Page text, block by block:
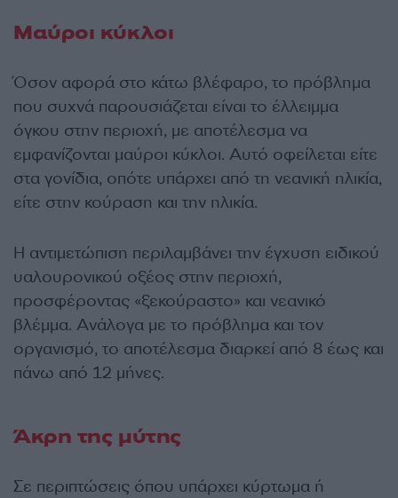
Μαύροι κύκλοι
Όσον αφορά στο κάτω βλέφαρο, το πρόβλημα
που συχνά παρουσιάζεται είναι το έλλειμμα
όγκου στην περιοχή, με αποτέλεσμα να
εμφανίζονται μαύροι κύκλοι. Αυτό οφείλεται είτε
στα γονίδια, οπότε υπάρχει από τη νεανική ηλικία,
είτε στην κούραση και την ηλικία.
Η αντιμετώπιση περιλαμβάνει την έγχυση ειδικού
υαλουρονικού οξέος στην περιοχή,
προσφέροντας «ξεκούραστο» και νεανικό
βλέμμα. Ανάλογα με το πρόβλημα και τον
οργανισμό, το αποτέλεσμα διαρκεί από 8 έως και
πάνω από 12 μήνες.
Άκρη της μύτης
Σε περιπτώσεις όπου υπάρχει κύρτωμα ή